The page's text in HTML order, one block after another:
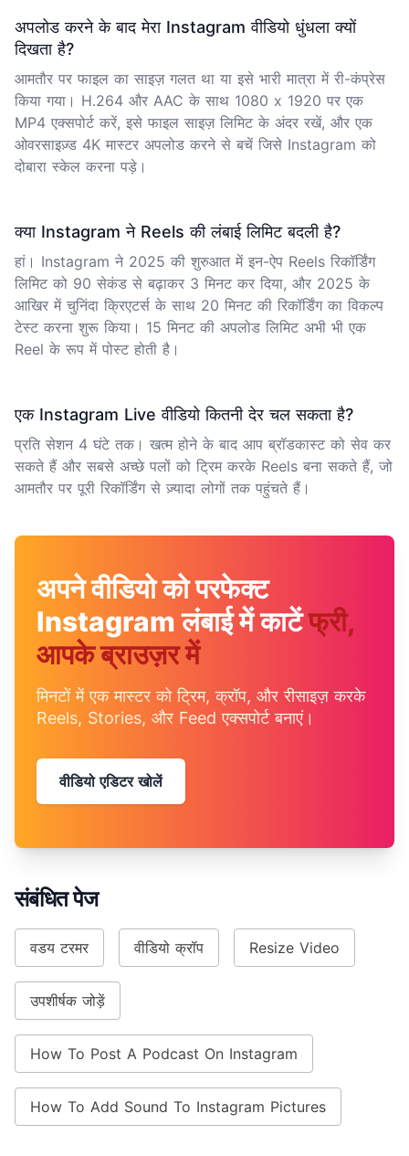
अपलोड करने के बाद मेरा Instagram वीडियो धुंधला क्यों
दिखता है?
आमतौर पर फाइल का साइज़ गलत था या इसे भारी मात्रा में री-कंप्रेस
किया गया। H.264 और AAC के साथ 1080 x 1920 पर एक
MP4 एक्सपोर्ट करें, इसे फाइल साइज़ लिमिट के अंदर रखें, और एक
ओवरसाइज़्ड 4K मास्टर अपलोड करने से बचें जिसे Instagram को
दोबारा स्केल करना पड़े।
क्या Instagram ने Reels की लंबाई लिमिट बदली है?
हां। Instagram ने 2025 की शुरुआत में इन-ऐप Reels रिकॉर्डिंग
लिमिट को 90 सेकंड से बढ़ाकर 3 मिनट कर दिया, और 2025 के
आखिर में चुनिंदा क्रिएटर्स के साथ 20 मिनट की रिकॉर्डिंग का विकल्प
टेस्ट करना शुरू किया। 15 मिनट की अपलोड लिमिट अभी भी एक
Reel के रूप में पोस्ट होती है।
एक Instagram Live वीडियो कितनी देर चल सकता है?
प्रति सेशन 4 घंटे तक। खत्म होने के बाद आप ब्रॉडकास्ट को सेव कर
सकते हैं और सबसे अच्छे पलों को ट्रिम करके Reels बना सकते हैं, जो
आमतौर पर पूरी रिकॉर्डिंग से ज़्यादा लोगों तक पहुंचते हैं।
अपने वीडियो को परफेक्ट
Instagram लंबाई में काटेंफ्री,
आपके ब्राउज़र में
मिनटों में एक मास्टर को ट्रिम, क्रॉप, और रीसाइज़ करके
Reels, Stories, और Feed एक्सपोर्ट बनाएं।
वीडियो एडिटर खोलें
संबंधित पेज
वडय टरमर वीडियो क्रॉप Resize Video
उपशीर्षक जोड़ें
How To Post A Podcast On Instagram
How To Add Sound To Instagram Pictures